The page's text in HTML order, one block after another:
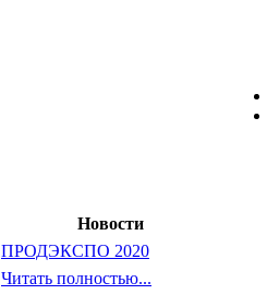
Новости
ПРОДЭКСПО 2020
Читать полностью...